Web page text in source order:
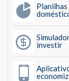
investir